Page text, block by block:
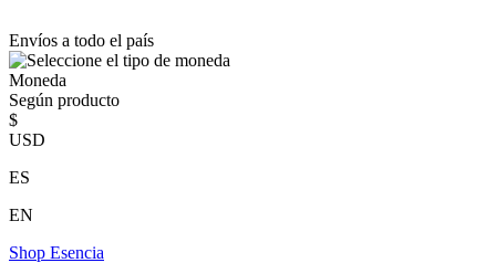
Envíos a todo el país
Moneda
Según producto
$
USD
ES
EN
Shop Esencia